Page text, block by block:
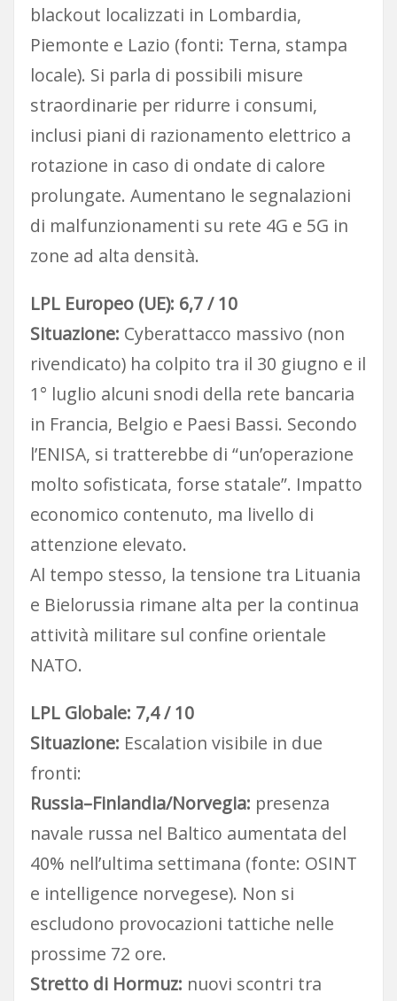
blackout localizzati in Lombardia,
Piemonte e Lazio (fonti: Terna, stampa
locale). Si parla di possibili misure
straordinarie per ridurre i consumi,
inclusi piani di razionamento elettrico a
rotazione in caso di ondate di calore
prolungate. Aumentano le segnalazioni
di malfunzionamenti su rete 4G e 5G in
zone ad alta densità.
LPL Europeo (UE): 6,7 / 10
Situazione: Cyberattacco massivo (non
rivendicato) ha colpito tra il 30 giugno e il
1° luglio alcuni snodi della rete bancaria
in Francia, Belgio e Paesi Bassi. Secondo
l’ENISA, si tratterebbe di “un’operazione
molto sofisticata, forse statale”. Impatto
economico contenuto, ma livello di
attenzione elevato.
Al tempo stesso, la tensione tra Lituania
e Bielorussia rimane alta per la continua
attività militare sul confine orientale
NATO.
LPL Globale: 7,4 / 10
Situazione: Escalation visibile in due
fronti:
Russia–Finlandia/Norvegia: presenza
navale russa nel Baltico aumentata del
40% nell’ultima settimana (fonte: OSINT
e intelligence norvegese). Non si
escludono provocazioni tattiche nelle
prossime 72 ore.
Stretto di Hormuz: nuovi scontri tra